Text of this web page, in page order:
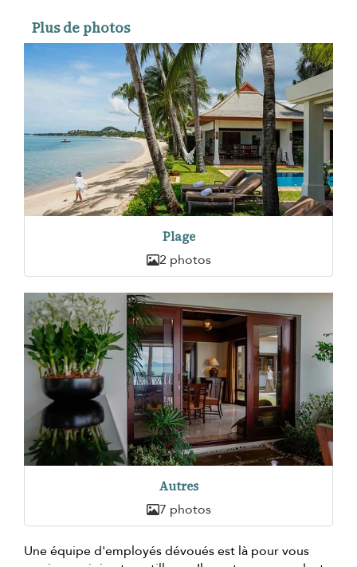
Plus de photos
Plage
2 photos
Autres
7 photos
Une équipe d'employés dévoués est là pour vous